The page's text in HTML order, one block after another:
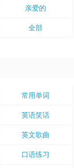
亲爱的
全部
常用单词
英语笑话
英文歌曲
口语练习